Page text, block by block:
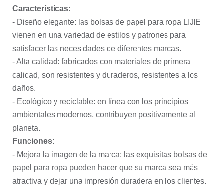
Características:
- Diseño elegante: las bolsas de papel para ropa LIJIE
vienen en una variedad de estilos y patrones para
satisfacer las necesidades de diferentes marcas.
- Alta calidad: fabricados con materiales de primera
calidad, son resistentes y duraderos, resistentes a los
daños.
- Ecológico y reciclable: en línea con los principios
ambientales modernos, contribuyen positivamente al
planeta.
Funciones:
- Mejora la imagen de la marca: las exquisitas bolsas de
papel para ropa pueden hacer que su marca sea más
atractiva y dejar una impresión duradera en los clientes.